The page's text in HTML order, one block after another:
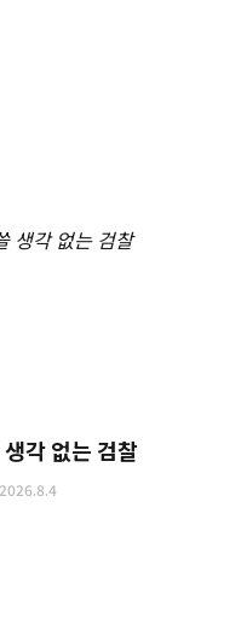
각 없는 검찰
2026.8.4